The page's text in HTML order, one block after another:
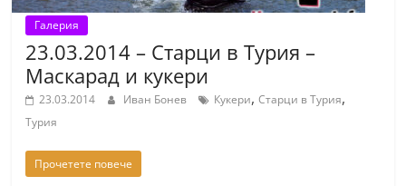
-
k
a
a
n
Галерия
23.03.2014 – Старци в Турия –
Маскарад и кукери
23.03.2014 Иван Бонев Кукери,Старци в Турия,
Турия
Прочетете повече